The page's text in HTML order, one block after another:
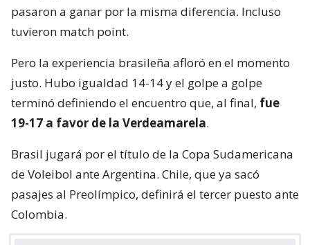
pasaron a ganar por la misma diferencia. Incluso
tuvieron match point.
Pero la experiencia brasileña afloró en el momento
justo. Hubo igualdad 14-14 y el golpe a golpe
terminó definiendo el encuentro que, al final, fue
19-17 a favor de la Verdeamarela.
Brasil jugará por el título de la Copa Sudamericana
de Voleibol ante Argentina. Chile, que ya sacó
pasajes al Preolímpico, definirá el tercer puesto ante
Colombia.